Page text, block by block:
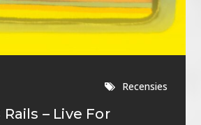
Recensies
Rails – Live For